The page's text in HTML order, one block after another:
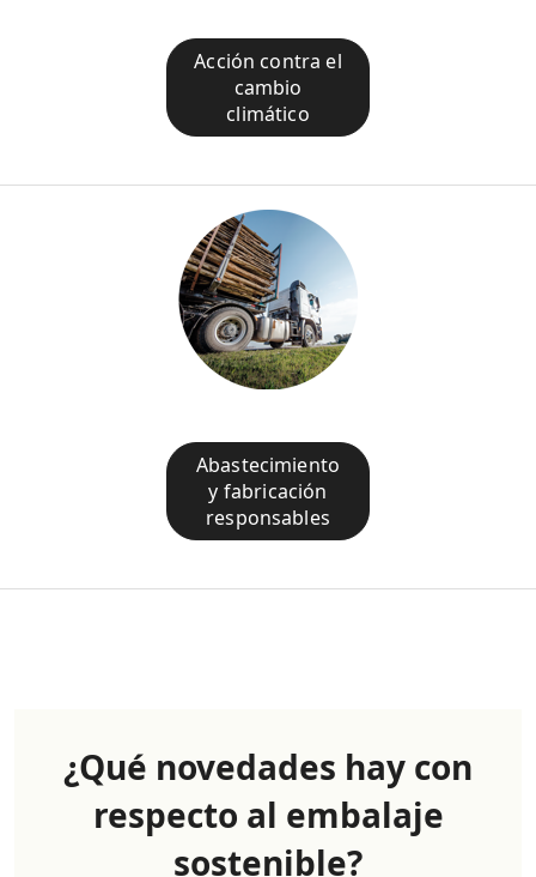
Acción contra el
cambio
climático
Abastecimiento
y fabricación
responsables
¿Qué novedades hay con
respecto al embalaje
sostenible?